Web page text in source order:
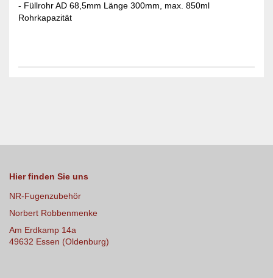
- Füllrohr AD 68,5mm Länge 300mm, max. 850ml
Rohrkapazität
Hier finden Sie uns
NR-Fugenzubehör
Norbert Robbenmenke
Am Erdkamp 14a
49632 Essen (Oldenburg)